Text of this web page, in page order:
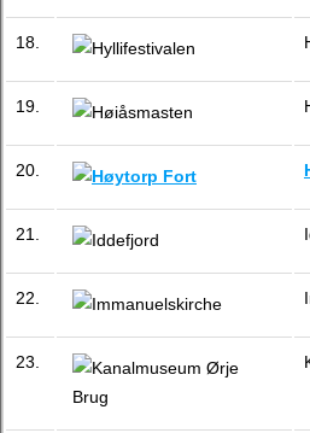
18.
19.
20.
21.
22.
23.